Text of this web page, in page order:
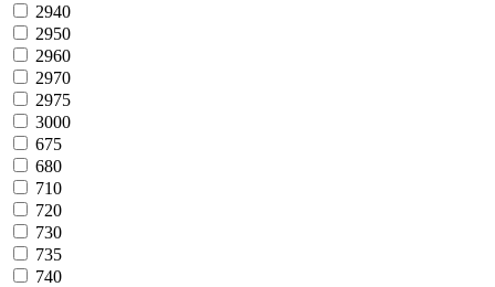
2940
2950
2960
2970
2975
3000
675
680
710
720
730
735
740